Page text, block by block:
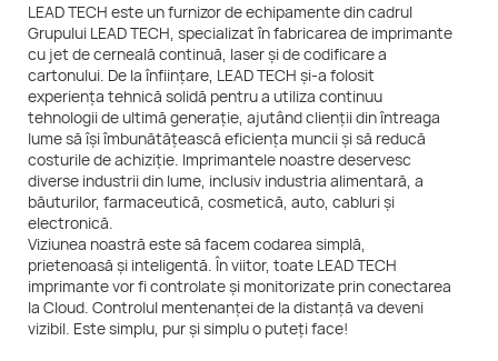
LEAD TECH este un furnizor de echipamente din cadrul
Grupului LEAD TECH, specializat în fabricarea de imprimante
cu jet de cerneală continuă, laser și de codificare a
cartonului. De la înființare, LEAD TECH și-a folosit
experiența tehnică solidă pentru a utiliza continuu
tehnologii de ultimă generație, ajutând clienții din întreaga
lume să își îmbunătățească eficiența muncii și să reducă
costurile de achiziție. Imprimantele noastre deservesc
diverse industrii din lume, inclusiv industria alimentară, a
băuturilor, farmaceutică, cosmetică, auto, cabluri și
electronică.
Viziunea noastră este să facem codarea simplă,
prietenoasă și inteligentă. În viitor, toate LEAD TECH
imprimante vor fi controlate și monitorizate prin conectarea
la Cloud. Controlul mentenanței de la distanță va deveni
vizibil. Este simplu, pur și simplu o puteți face!